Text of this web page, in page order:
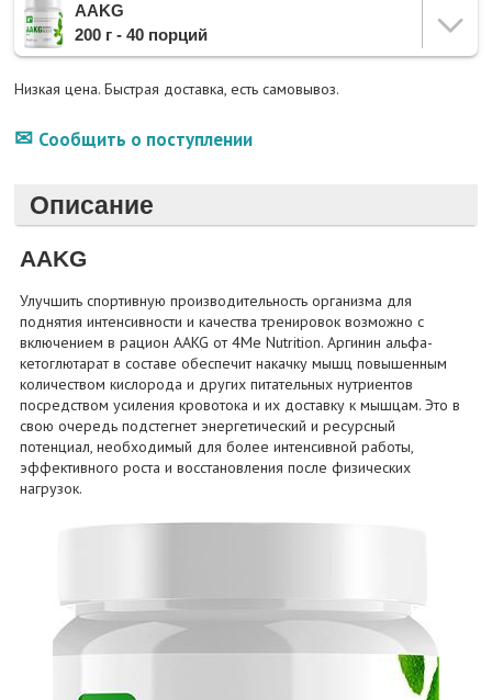
AAKG
200 г - 40 порций
Низкая цена. Быстрая доставка, есть самовывоз.
Сообщить о поступлении
Описание
AAKG
Улучшить спортивную производительность организма для
поднятия интенсивности и качества тренировок возможно с
включением в рацион AAKG от 4Me Nutrition. Аргинин альфа-
кетоглютарат в составе обеспечит накачку мышц повышенным
количеством кислорода и других питательных нутриентов
посредством усиления кровотока и их доставку к мышцам. Это в
свою очередь подстегнет энергетический и ресурсный
потенциал, необходимый для более интенсивной работы,
эффективного роста и восстановления после физических
нагрузок.